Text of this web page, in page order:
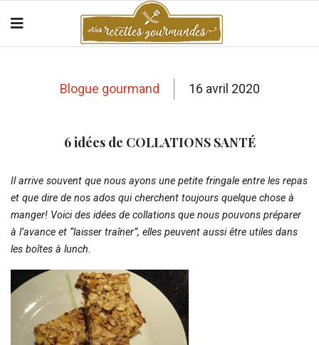
Blogue gourmand 16 avril 2020
6 idées de COLLATIONS SANTÉ
Il arrive souvent que nous ayons une petite fringale entre les repas
et que dire de nos ados qui cherchent toujours quelque chose à
manger! Voici des idées de collations que nous pouvons préparer
à l’avance et “laisser traîner”, elles peuvent aussi être utiles dans
les boîtes à lunch.